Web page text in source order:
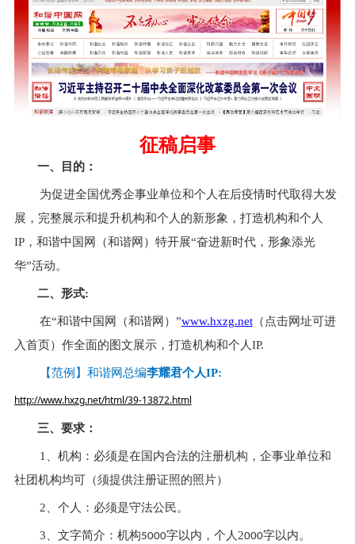
征稿启事
一、目的：
为促进全国优秀企事业单位和个人在后疫情时代取得大发
展，完整展示和提升机构和个人的新形象，打造机构和个人
IP，和谐中国网（和谐网）特开展“奋进新时代，形象添光
华”活动。
二、形式:
在“和谐中国网（和谐网）”www.hxzg.net（点击网址可进
入首页）作全面的图文展示，打造机构和个人IP.
【范例】和谐网总编李耀君个人IP:
http://www.hxzg.net/html/39-13872.html
三、要求：
1、机构：必须是在国内合法的注册机构，企事业单位和
社团机构均可（须提供注册证照的照片）
2、个人：必须是守法公民。
3、文字简介：机构5000字以内，个人2000字以内。